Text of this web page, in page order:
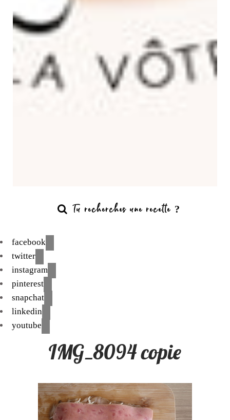
facebook
twitter
instagram
pinterest
snapchat
linkedin
youtube
IMG_8094 copie